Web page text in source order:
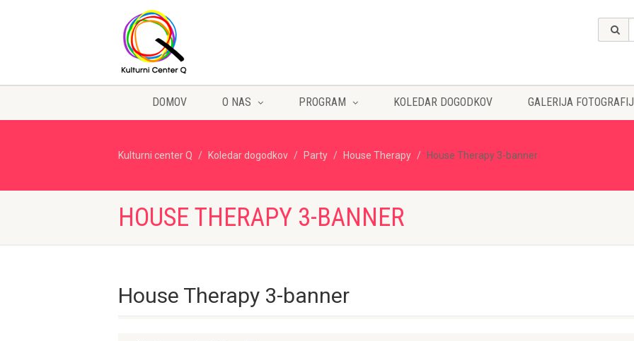
DOMOV O NAS PROGRAM KOLEDAR DOGODKOV GALERIJA FOTOGRAFIJ
Kulturni center Q Koledar dogodkov Party House Therapy House Therapy 3-banner
HOUSE THERAPY 3-BANNER
House Therapy 3-banner